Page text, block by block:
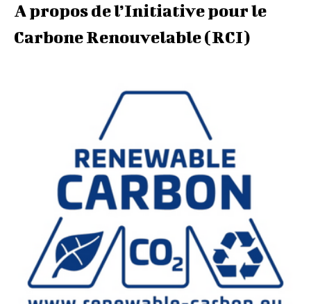
A propos de l’Initiative pour le
Carbone Renouvelable (RCI)